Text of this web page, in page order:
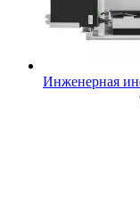
Инженерная